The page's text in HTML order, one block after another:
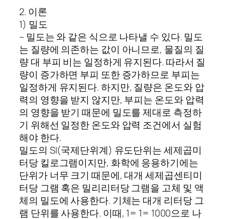
2. 이론
1) 밀도
– 밀도는 와 같은 식으로 나타낼 수 있다. 밀도
는 질량에 의존하는 값이 아니므로, 물질의 질
량 대 부피 비는 일정하게 유지된다. 따라서 질
량이 증가하면 부피 또한 증가하므로 부피는
일정하게 유지된다. 하지만, 질량은 온도와 압
력의 영향을 받지 않지만, 부피는 온도와 압력
의 영향을 받기 때문에 밀도를 제대로 측정하
기 위해선 일정한 온도와 압력 조건에서 실험
해야 한다.
밀도의 SI(국제단위계) 유도단위는 세제곱미
터당 킬로그램이지만, 화학에 응용하기에는
단위가 너무 크기 때문에, 대개 세제곱센티미
터당 그램 혹은 밀리리터당 그램을 고체 및 액
체의 밀도에 사용한다. 기체는 대개 리터당 그
램 단위를 사용한다. 이때, 1= 1= 1000으로 나